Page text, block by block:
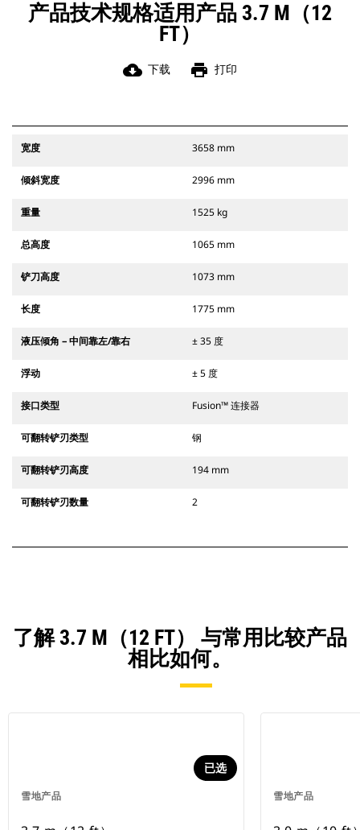
产品技术规格适用产品 3.7 M（12
FT）
cloud_download 下载 print 打印
宽度 3658 mm
倾斜宽度 2996 mm
重量 1525 kg
总高度 1065 mm
铲刀高度 1073 mm
长度 1775 mm
液压倾角 – 中间靠左/靠右 ± 35 度
浮动 ± 5 度
接口类型 Fusion™ 连接器
可翻转铲刃类型 钢
可翻转铲刃高度 194 mm
可翻转铲刃数量 2
了解 3.7 M（12 FT） 与常用比较产品
相比如何。
雪地产品
已选
雪地产品